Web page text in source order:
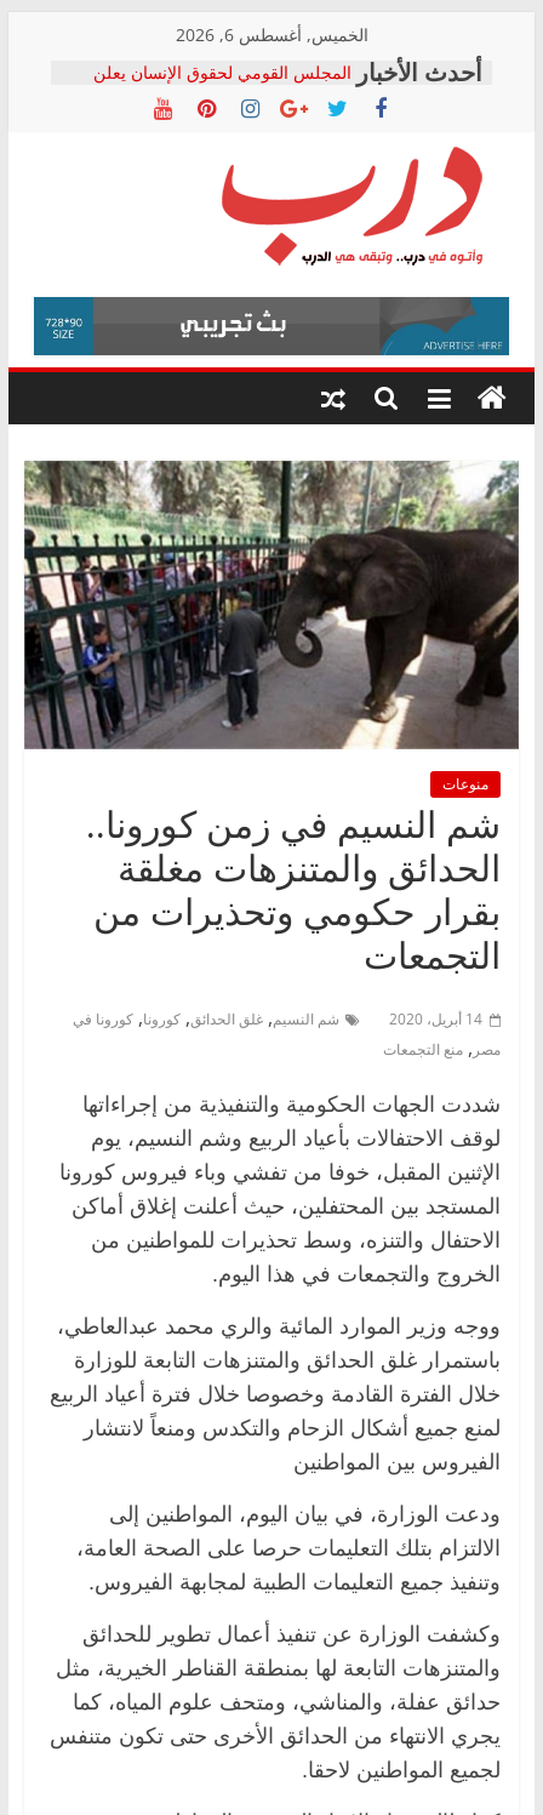
content
الخميس, أغسطس 6, 2026
المجلس القومي لحقوق الإنسان يعلن
متابعة قضية الدكتور محمد زهران.. ويؤكد:
قرينة البراءة وضمانات المحاكمة العادلة
دار الخدمات ترد على رئيس هيئة التأمينات
بعد مؤتمره الصحفي: إنكار الأزمة لا ينهي
معاناة أصحاب المعاشات.. ونطالب بكشف
الشركة المنفذة
فرحات سليمان يكتب: القطاع الصحي إلى
حزب التحالف الشعبي يطلق لجنة “الحق
في الصحة” بالإسكندرية لرصد الانتهاكات
ودعم المرضى
صور .. اعتماد الرسومات النهائية للقرار
الوزاري لمدينة الصحفيين.. وانتهاء أعمال
درب
وأتوه
درب..
وتبقى
هي
منوعات
شم النسيم في زمن كورونا..
الحدائق والمتنزهات مغلقة
بقرار حكومي وتحذيرات من
التجمعات
14 أبريل، 2020 شم النسيم, غلق الحدائق, كورونا, كورونا في
مصر , منع التجمعات
شددت الجهات الحكومية والتنفيذية من إجراءاتها
لوقف الاحتفالات بأعياد الربيع وشم النسيم، يوم
الإثنين المقبل، خوفا من تفشي وباء فيروس كورونا
المستجد بين المحتفلين، حيث أعلنت إغلاق أماكن
الاحتفال والتنزه، وسط تحذيرات للمواطنين من
الخروج والتجمعات في هذا اليوم.
ووجه وزير الموارد المائية والري محمد عبدالعاطي،
باستمرار غلق الحدائق والمتنزهات التابعة للوزارة
خلال الفترة القادمة وخصوصا خلال فترة أعياد الربيع
لمنع جميع أشكال الزحام والتكدس ومنعاً لانتشار
الفيروس بين المواطنين
ودعت الوزارة، في بيان اليوم، المواطنين إلى
الالتزام بتلك التعليمات حرصا على الصحة العامة،
وتنفيذ جميع التعليمات الطبية لمجابهة الفيروس.
وكشفت الوزارة عن تنفيذ أعمال تطوير للحدائق
والمتنزهات التابعة لها بمنطقة القناطر الخيرية، مثل
حدائق عفلة، والمناشي، ومتحف علوم المياه، كما
يجري الانتهاء من الحدائق الأخرى حتى تكون متنفس
لجميع المواطنين لاحقا.